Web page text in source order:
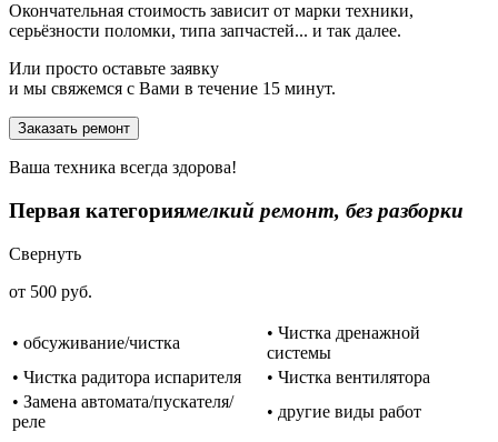
Окончательная стоимость зависит от марки техники,
серьёзности поломки, типа запчастей... и так далее.
Или просто оставьте заявку
и мы свяжемся с Вами в течение 15 минут.
Заказать ремонт
Ваша техника всегда здорова!
Первая категориямелкий ремонт, без разборки
Свернуть
от 500 руб.
• обсуживание/чистка
• Чистка дренажной
системы
• Чистка радитора испарителя
• Чистка вентилятора
• Замена автомата/пускателя/
реле
• другие виды работ